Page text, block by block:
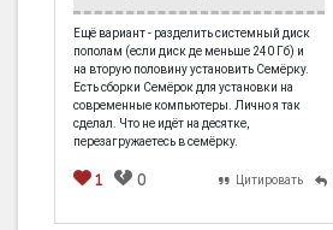
Ещё вариант - разделить системный диск
пополам (если диск де меньше 240 Гб) и
на вторую половину установить Семёрку.
Есть сборки Семёрок для установки на
современные компьютеры. Лично я так
сделал. Что не идёт на десятке,
перезагружаетесь в семёрку.
1 0 Цитировать